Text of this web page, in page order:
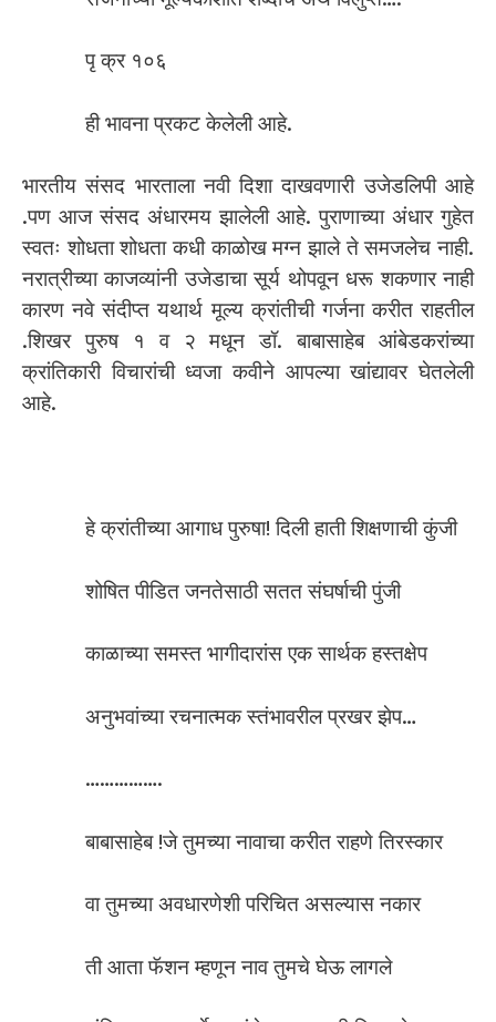
पृ क्र १०६
ही भावना प्रकट केलेली आहे.
भारतीय संसद भारताला नवी दिशा दाखवणारी उजेडलिपी आहे
.पण आज संसद अंधारमय झालेली आहे. पुराणाच्या अंधार गुहेत
स्वतः शोधता शोधता कधी काळोख मग्न झाले ते समजलेच नाही.
नरात्रीच्या काजव्यांनी उजेडाचा सूर्य थोपवून धरू शकणार नाही
कारण नवे संदीप्त यथार्थ मूल्य क्रांतीची गर्जना करीत राहतील
.शिखर पुरुष १ व २ मधून डॉ. बाबासाहेब आंबेडकरांच्या
क्रांतिकारी विचारांची ध्वजा कवीने आपल्या खांद्यावर घेतलेली
आहे.
हे क्रांतीच्या आगाध पुरुषा! दिली हाती शिक्षणाची कुंजी
शोषित पीडित जनतेसाठी सतत संघर्षाची पुंजी
काळाच्या समस्त भागीदारांस एक सार्थक हस्तक्षेप
अनुभवांच्या रचनात्मक स्तंभावरील प्रखर झेप…
…………….
बाबासाहेब !जे तुमच्या नावाचा करीत राहणे तिरस्कार
वा तुमच्या अवधारणेशी परिचित असल्यास नकार
ती आता फॅशन म्हणून नाव तुमचे घेऊ लागले